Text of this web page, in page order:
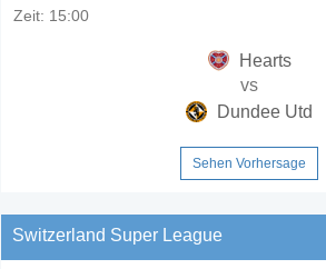
Zeit: 15:00
Hearts
vs
Dundee Utd
Sehen Vorhersage
Switzerland Super League